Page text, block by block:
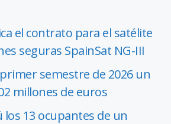
el contrato para el satélite
seguras SpainSat NG-III
semestre de 2026 un
millones de euros
13 ocupantes de un